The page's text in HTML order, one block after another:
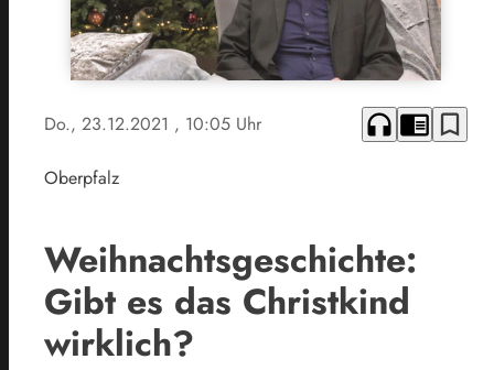
Do., 23.12.2021 , 10:05 Uhr headphones chrome_reader_mode bookmark_border
Oberpfalz
Weihnachtsgeschichte:
Gibt es das Christkind
wirklich?